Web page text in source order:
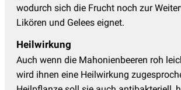
wodurch sich die Frucht noch zur
Likören und Gelees eignet.
Heilwirkung
Auch wenn die Mahonienbeeren roh
wird ihnen eine Heilwirkung